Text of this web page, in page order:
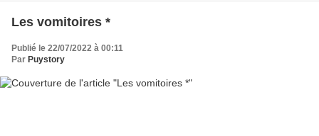
Les vomitoires *
Publié le 22/07/2022 à 00:11
Par Puystory